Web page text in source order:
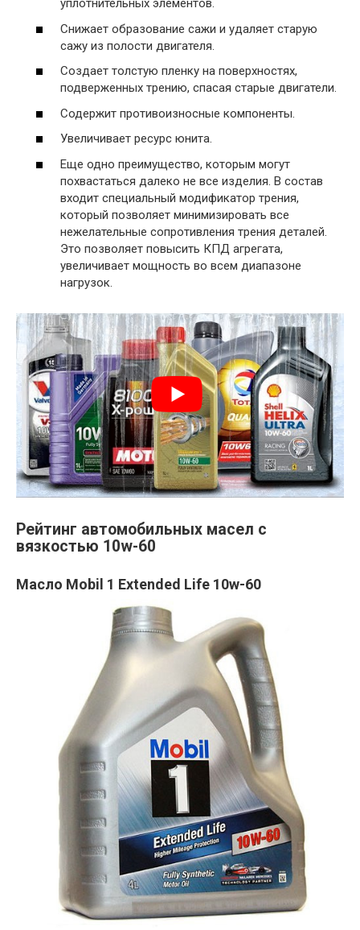
уплотнительных элементов.
Снижает образование сажи и удаляет старую
сажу из полости двигателя.
Создает толстую пленку на поверхностях,
подверженных трению, спасая старые двигатели.
Содержит противоизносные компоненты.
Увеличивает ресурс юнита.
Еще одно преимущество, которым могут
похвастаться далеко не все изделия. В состав
входит специальный модификатор трения,
который позволяет минимизировать все
нежелательные сопротивления трения деталей.
Это позволяет повысить КПД агрегата,
увеличивает мощность во всем диапазоне
нагрузок.
Рейтинг автомобильных масел с
вязкостью 10w-60
Масло Mobil 1 Extended Life 10w-60